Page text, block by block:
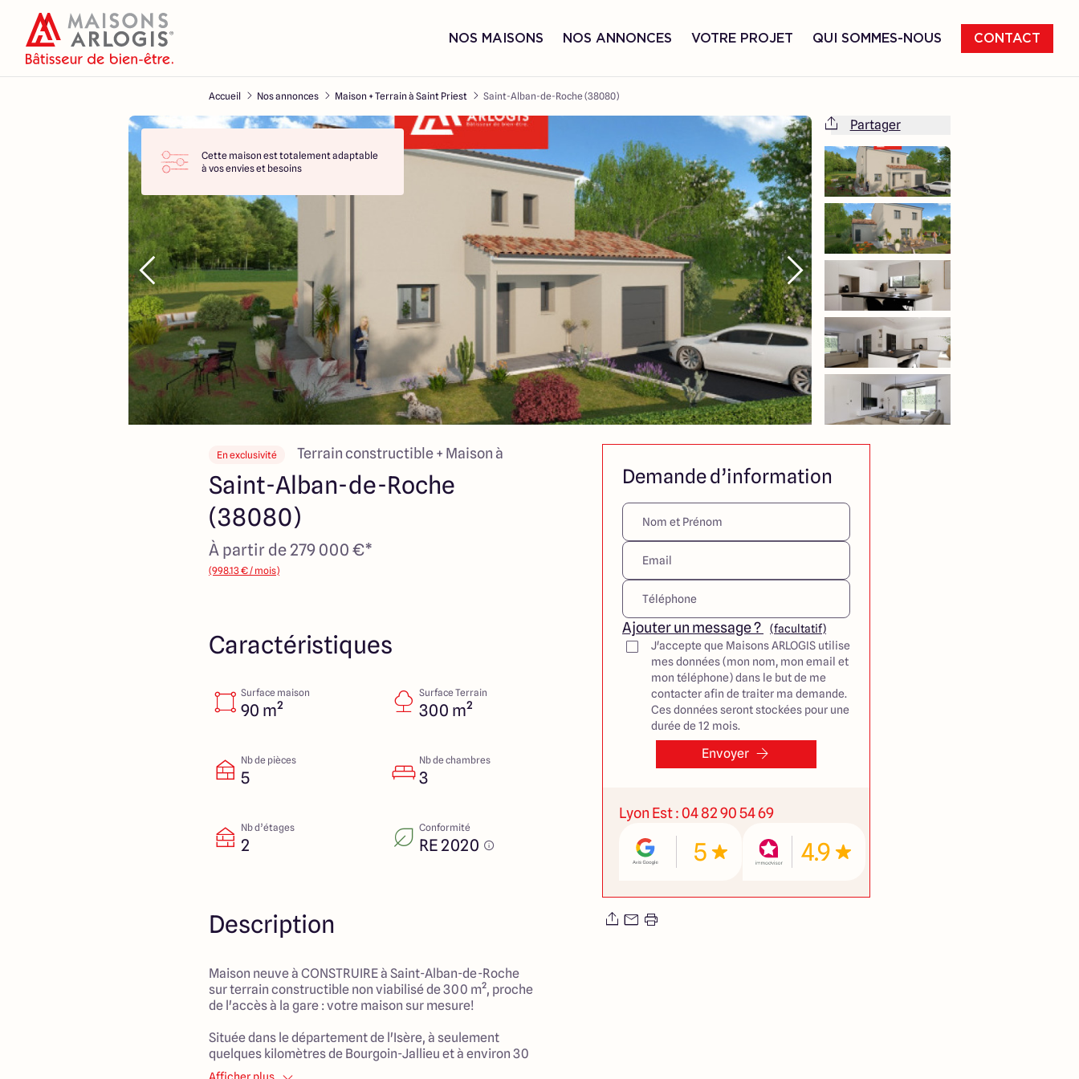
NOS MAISONS NOS ANNONCES VOTRE PROJET QUI SOMMES-NOUS CONTACT
Accueil Nos annonces Maison + Terrain à Saint Priest Saint-Alban-de-Roche (38080)
Cette maison est totalement adaptable
à vos envies et besoins
Cette maison est totalement adaptable
à vos envies et besoins
Partager
En exclusivité Terrain constructible + Maison à
Saint-Alban-de-Roche
(38080)
À partir de 279 000 €*
(998.13 € / mois)
Caractéristiques
Surface maison
90 m²
Surface Terrain
300 m²
Nb de pièces
5
Nb de chambres
3
Nb d’étages
2
Conformité
RE 2020
Description
Maison neuve à CONSTRUIRE à Saint-Alban-de-Roche
sur terrain constructible non viabilisé de 300 m², proche
de l'accès à la gare : votre maison sur mesure!
Située dans le département de l'Isère, à seulement
quelques kilomètres de Bourgoin-Jallieu et à environ 30
minutes de Lyon, ce village authentique et convivial
Demande d’information
Ajouter un message ?
(facultatif)
J'accepte que Maisons ARLOGIS utilise
mes données (mon nom, mon email et
mon téléphone) dans le but de me
contacter afin de traiter ma demande.
Ces données seront stockées pour une
durée de 12 mois.
Envoyer
Lyon Est : 04 82 90 54 69
5 4.9